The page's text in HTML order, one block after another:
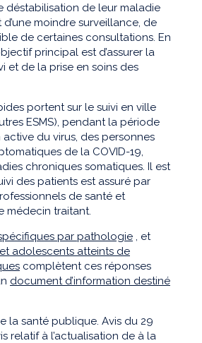
déstabilisation de leur maladie
moindre surveillance, de
de certaines consultations. En
principal est d’assurer la
et de la prise en soins des
portent sur le suivi en ville
ESMS), pendant la période
du virus, des personnes
de la COVID-19,
chroniques somatiques. Il est
des patients est assuré par
de santé et
médecin traitant.
par pathologie , et
adolescents atteints de
complètent ces réponses
document d’information destiné
la santé publique. Avis du 29
relatif à l’actualisation de à la